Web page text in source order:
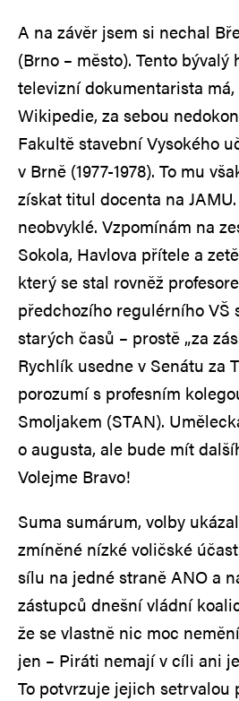
A na závěr jsem si nechal
(Brno – město). Tento bývalý
televizní dokumentarista
Wikipedie, za sebou
Fakultě stavební Vysokého
v Brně (1977-1978). To mu
získat titul docenta na
neobvyklé. Vzpomínám na
Sokola, Havlova přítele a
který se stal rovněž
předchozího regulérního VŠ
starých časů – prostě „za
Rychlík usedne v Senátu za
porozumí s profesním
Smoljakem (STAN).
o augusta, ale bude mít
Volejme Bravo!
Suma sumárum, volby
zmíněné nízké voličské
sílu na jedné straně ANO a
zástupců dnešní vládní
že se vlastně nic moc
jen – Piráti nemají v cíli ani
To potvrzuje jejich setrvalou